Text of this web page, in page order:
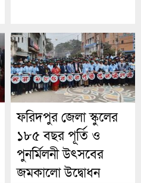
ফরিদপুর জেলা স্কুলের
১৮৫ বছর পূর্তি ও
পুনর্মিলনী উৎসবের
জমকালো উদ্বোধন